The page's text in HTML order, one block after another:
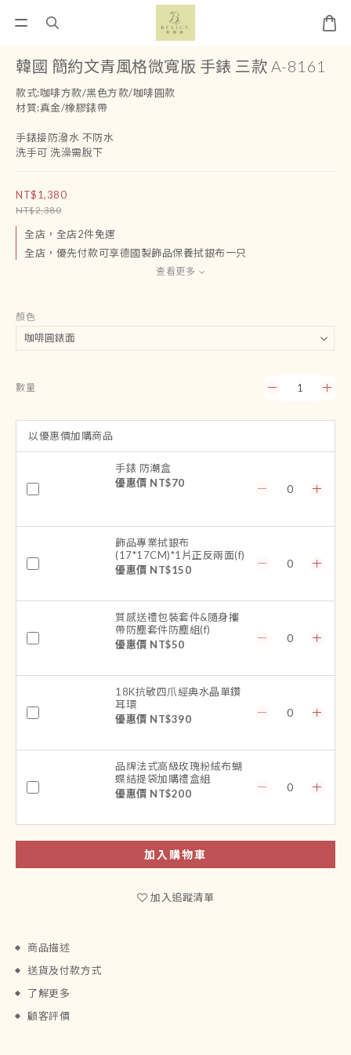
韓國 簡約文青風格微寬版 手錶 三款 A-8161
款式:咖啡方款/黑色方款/咖啡圓款
材質:真金/橡膠錶帶
手錶接防潑水 不防水
洗手可 洗澡需脫下
NT$1,380
NT$2,380
全店，全店2件免運
全店，優先付款可享德國製飾品保養拭銀布一只
查看更多
顏色
數量
以優惠價加購商品
手錶 防潮盒
優惠價 NT$70
飾品專業拭銀布
(17*17CM)*1片正反兩面(f)
優惠價 NT$150
質感送禮包裝套件&隨身攜
帶防塵套件防塵組(f)
優惠價 NT$50
18K抗敏四爪經典水晶單鑽
耳環
優惠價 NT$390
品牌法式高級玫瑰粉絨布蝴
蝶結提袋加購禮盒組
優惠價 NT$200
加入購物車
加入追蹤清單
商品描述
送貨及付款方式
了解更多
顧客評價